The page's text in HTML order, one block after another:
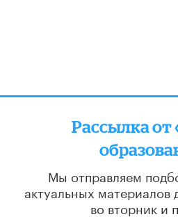
Рассылка от
Мы отправляем
актуальных материалов
во вторник и